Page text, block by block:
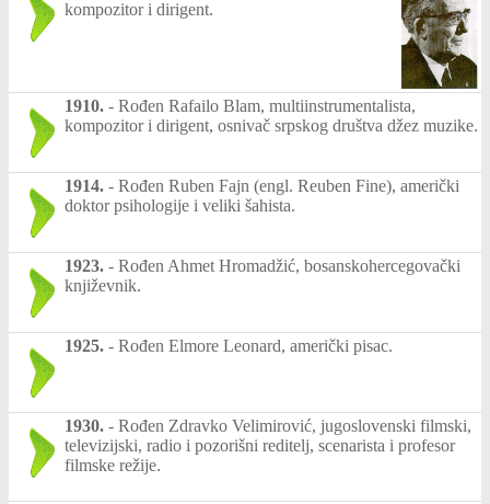
kompozitor i dirigent.
1910. - Rođen Rafailo Blam, multiinstrumentalista,
kompozitor i dirigent, osnivač srpskog društva džez muzike.
1914. - Rođen Ruben Fajn (engl. Reuben Fine), američki
doktor psihologije i veliki šahista.
1923. - Rođen Ahmet Hromadžić, bosanskohercegovački
književnik.
1925. - Rođen Elmore Leonard, američki pisac.
1930. - Rođen Zdravko Velimirović, jugoslovenski filmski,
televizijski, radio i pozorišni reditelj, scenarista i profesor
filmske režije.